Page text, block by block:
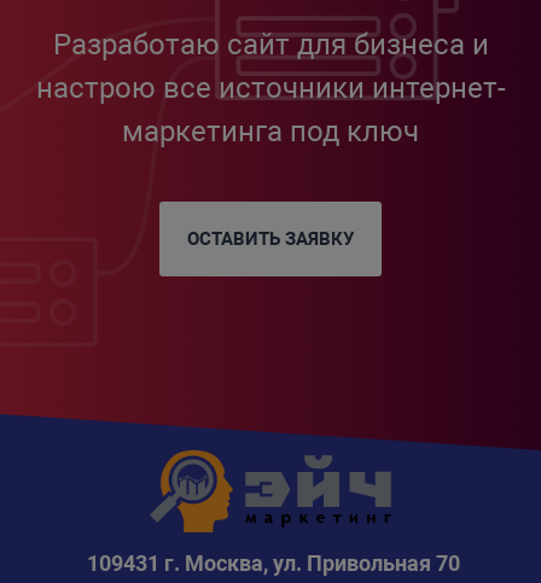
Разработаю сайт для бизнеса и
настрою все источники интернет-
маркетинга под ключ
ОСТАВИТЬ ЗАЯВКУ
109431 г. Москва, ул. Привольная 70